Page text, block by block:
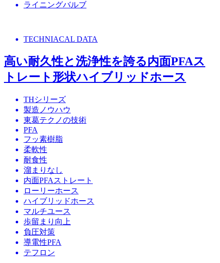
ライニングバルブ
TECHNIACAL DATA
高い耐久性と洗浄性を誇る内面PFAス
トレート形状ハイブリッドホース
THシリーズ
製造ノウハウ
東葛テクノの技術
PFA
フッ素樹脂
柔軟性
耐食性
溜まりなし
内面PFAストレート
ローリーホース
ハイブリッドホース
マルチユース
歩留まり向上
負圧対策
導電性PFA
テフロン